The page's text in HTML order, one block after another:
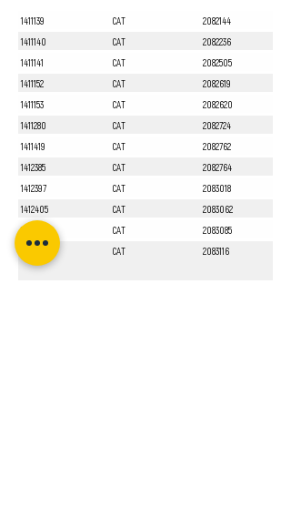
1411139 CAT
2082144
1411140
CAT
2082236
1411141
CAT
2082505
1411152
CAT
2082619
1411153
CAT
2082620
1411280
CAT
2082724
1411419
CAT
2082762
1412385
CAT
2082764
1412397
CAT
2083018
1412405
CAT
2083062
1412551
CAT
2083085
CAT 2083116